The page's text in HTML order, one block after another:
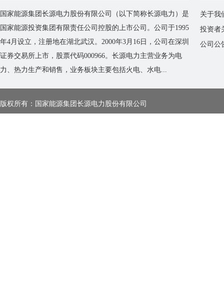
国家能源集团长源电力股份有限公司（以下简称长源电力）是
国家能源投资集团有限责任公司控股的上市公司。公司于1995
年4月设立，注册地在湖北武汉。2000年3月16日，公司在深圳
证券交易所上市，股票代码000966。长源电力主营业务为电
力、热力生产和销售，业务板块主要包括火电、水电...
关于我
投资者
公司公
版权所有：国家能源集团长源电力股份有限公司